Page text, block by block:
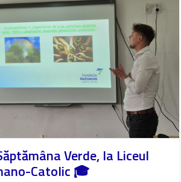
Verde, la Liceul
Catolic 🎓